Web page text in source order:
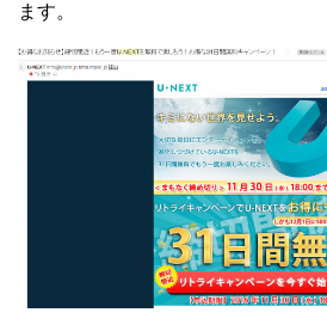
ます。